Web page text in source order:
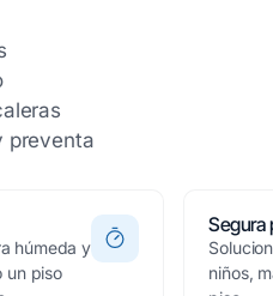
preventa
húmeda y
un piso
Segura
niños,